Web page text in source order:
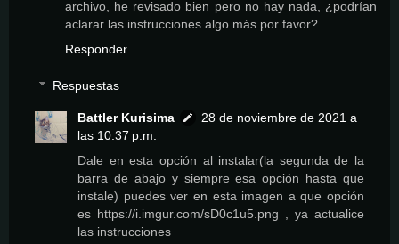
archivo, he revisado bien pero no hay nada, ¿podrían
aclarar las instrucciones algo más por favor?
Responder
Respuestas
Battler Kurisima
28 de noviembre de 2021 a
las 10:37 p.m.
Dale en esta opción al instalar(la segunda de la
barra de abajo y siempre esa opción hasta que
instale) puedes ver en esta imagen a que opción
es https://i.imgur.com/sD0c1u5.png , ya actualice
las instrucciones